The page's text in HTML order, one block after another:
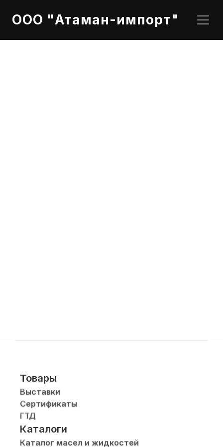
ООО "Атаман-импорт"
Товары
Выставки
Сертификаты
ГТД
Каталоги
Каталог масел и жидкостей